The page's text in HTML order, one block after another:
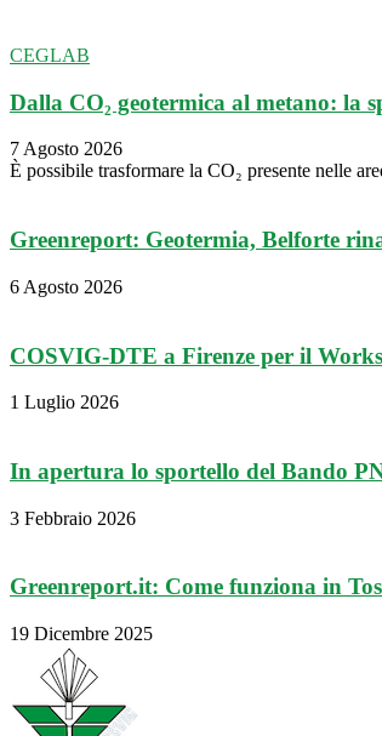
CEGLAB
Dalla CO₂ geotermica al metano: la
7 Agosto 2026
È possibile trasformare la CO₂ presente nelle
Greenreport: Geotermia, Belforte
6 Agosto 2026
COSVIG-DTE a Firenze per il
1 Luglio 2026
In apertura lo sportello del Bando
3 Febbraio 2026
Greenreport.it: Come funziona in
19 Dicembre 2025